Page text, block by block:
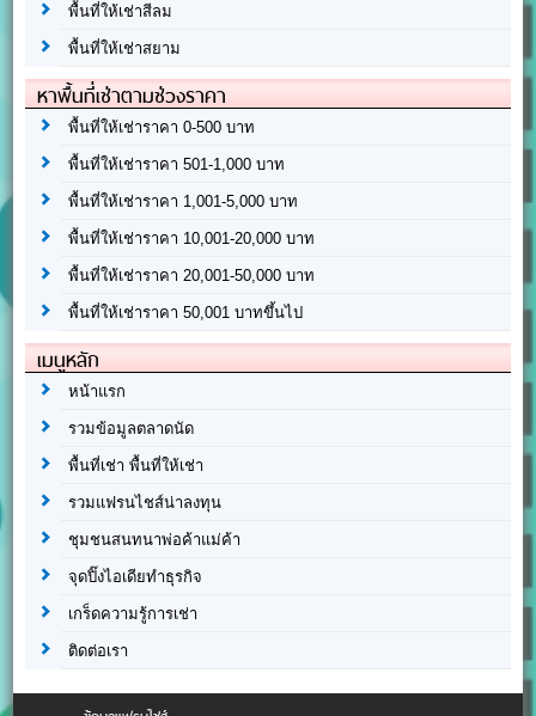
พื้นที่ให้เช่าสีลม
พื้นที่ให้เช่าสยาม
หาพื้นที่เช่าตามช่วงราคา
พื้นที่ให้เช่าราคา 0-500 บาท
พื้นที่ให้เช่าราคา 501-1,000 บาท
พื้นที่ให้เช่าราคา 1,001-5,000 บาท
พื้นที่ให้เช่าราคา 10,001-20,000 บาท
พื้นที่ให้เช่าราคา 20,001-50,000 บาท
พื้นที่ให้เช่าราคา 50,001 บาทขึ้นไป
เมนูหลัก
หน้าแรก
รวมข้อมูลตลาดนัด
พื้นที่เช่า พื้นที่ให้เช่า
รวมแฟรนไชส์น่าลงทุน
ชุมชนสนทนาพ่อค้าแม่ค้า
จุดปิ๊งไอเดียทำธุรกิจ
เกร็ดความรู้การเช่า
ติดต่อเรา